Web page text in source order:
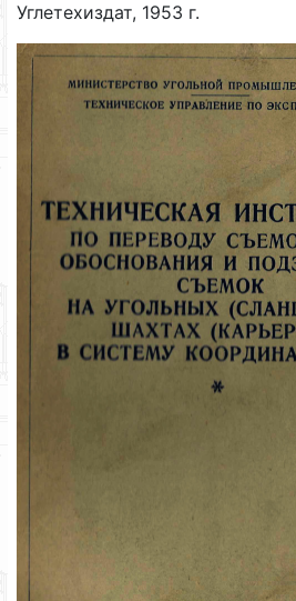
Углетехиздат, 1953 г.